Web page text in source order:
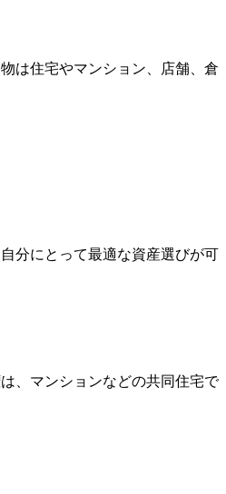
は住宅やマンション、店舗、倉
分にとって最適な資産選びが可
、マンションなどの共同住宅で